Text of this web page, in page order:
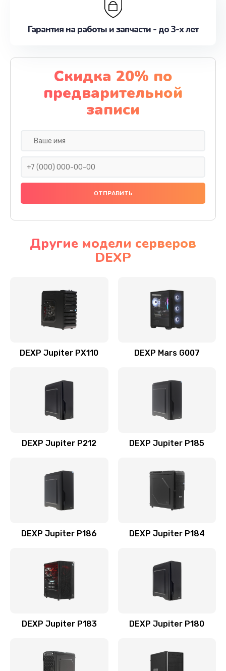
Гарантия на работы и запчасти - до 3-х лет
Скидка 20% по
предварительной
записи
Другие модели серверов
DEXP
DEXP Jupiter PX110 DEXP Mars G007
DEXP Jupiter P212 DEXP Jupiter P185
DEXP Jupiter P186 DEXP Jupiter P184
DEXP Jupiter P183 DEXP Jupiter P180